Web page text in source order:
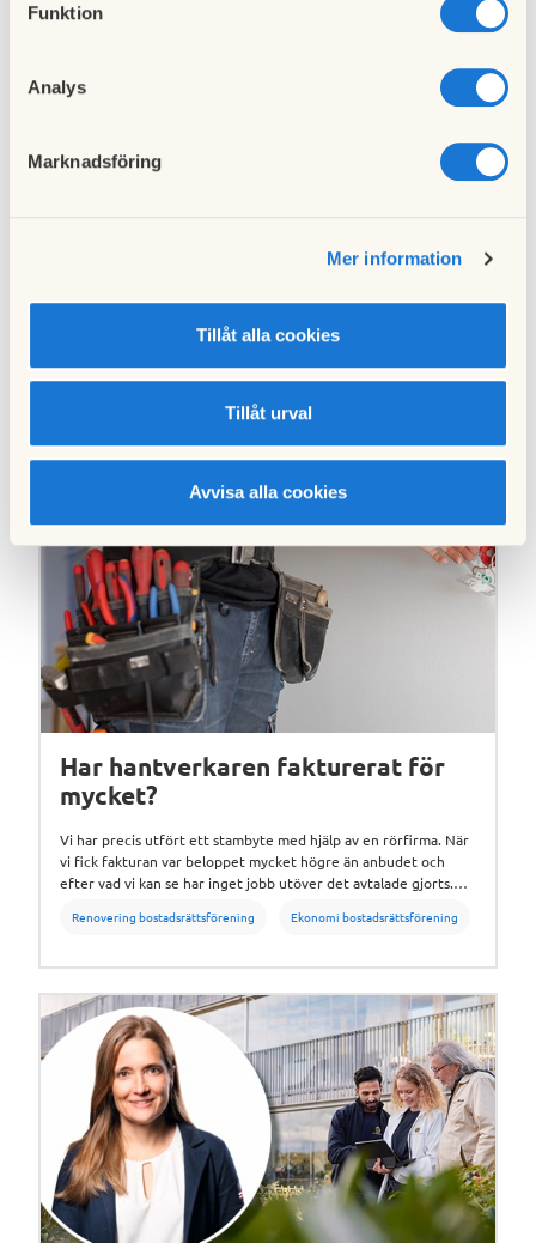
Funktion
Analys
Marknadsföring
Mer information
Tillåt alla cookies
Tillåt urval
Avvisa alla cookies
Relaterade artiklar
Har hantverkaren fakturerat för
mycket?
Vi har precis utfört ett stambyte med hjälp av en rörfirma. När
vi fick fakturan var beloppet mycket högre än anbudet och
efter vad vi kan se har inget jobb utöver det avtalade gjorts.
administrativ chef på HSB Östergötland.
Renovering bostadsrättsförening Ekonomi bostadsrättsförening